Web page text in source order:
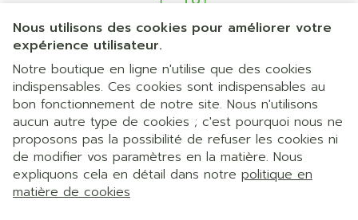
Nous utilisons des cookies pour améliorer votre
expérience utilisateur.
Notre boutique en ligne n'utilise que des cookies
indispensables. Ces cookies sont indispensables au
bon fonctionnement de notre site. Nous n'utilisons
aucun autre type de cookies ; c'est pourquoi nous ne
proposons pas la possibilité de refuser les cookies ni
de modifier vos paramètres en la matière. Nous
expliquons cela en détail dans notre politique en
matière de cookies
Liens légaux